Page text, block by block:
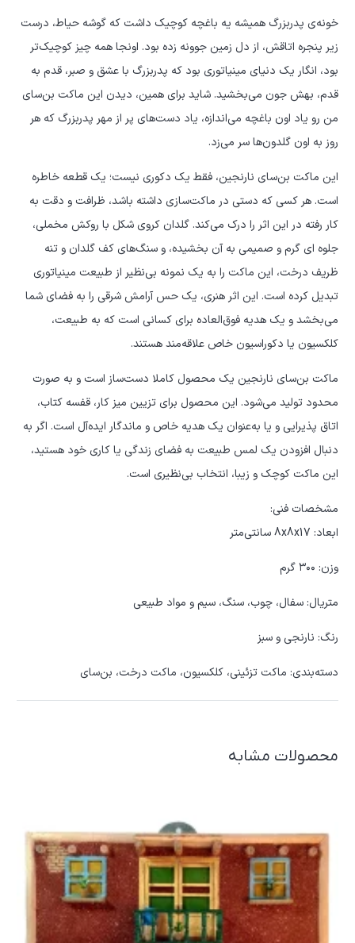
خونه‌ی پدربزرگ همیشه یه باغچه کوچیک داشت که گوشه حیاط، درست
زیر پنجره اتاقش، از دل زمین جوونه زده بود. اونجا همه چیز کوچیک‌تر
بود، انگار یک دنیای مینیاتوری بود که پدربزرگ با عشق و صبر، قدم به
قدم، بهش جون می‌بخشید. شاید برای همین، دیدن این ماکت بن‌سای
من رو یاد اون باغچه می‌اندازه، یاد دست‌های پر از مهر پدربزرگ که هر
روز به اون گلدون‌ها سر می‌زد.
این ماکت بن‌سای نارنجین، فقط یک دکوری نیست؛ یک قطعه خاطره‌
است. هر کسی که دستی در ماکت‌سازی داشته باشد، ظرافت و دقت به
کار رفته در این اثر را درک می‌کند. گلدان کروی شکل با روکش مخملی،
جلوه ای گرم و صمیمی به آن بخشیده، و سنگ‌های کف گلدان و تنه
ظریف درخت، این ماکت را به یک نمونه بی‌نظیر از طبیعت مینیاتوری
تبدیل کرده است. این اثر هنری، یک حس آرامش شرقی را به فضای شما
می‌بخشد و یک هدیه فوق‌العاده برای کسانی است که به طبیعت،
کلکسیون یا دکوراسیون خاص علاقه‌مند هستند.
ماکت بن‌سای نارنجین یک محصول کاملا دست‌ساز است و به صورت
محدود تولید می‌شود. این محصول برای تزیین میز کار، قفسه کتاب،
اتاق پذیرایی و یا به‌عنوان یک هدیه خاص و ماندگار ایده‌آل است. اگر به
دنبال افزودن یک لمس طبیعت به فضای زندگی یا کاری خود هستید،
این ماکت کوچک و زیبا، انتخاب بی‌نظیری است.
مشخصات فنی:
ابعاد: 8x8x17 سانتی‌متر
وزن: ۳۰۰ گرم
متریال: سفال، چوب، سنگ، سیم و مواد طبیعی
رنگ: نارنجی و سبز
دسته‌بندی: ماکت تزئینی، کلکسیون، ماکت درخت، بن‌سای
محصولات مشابه